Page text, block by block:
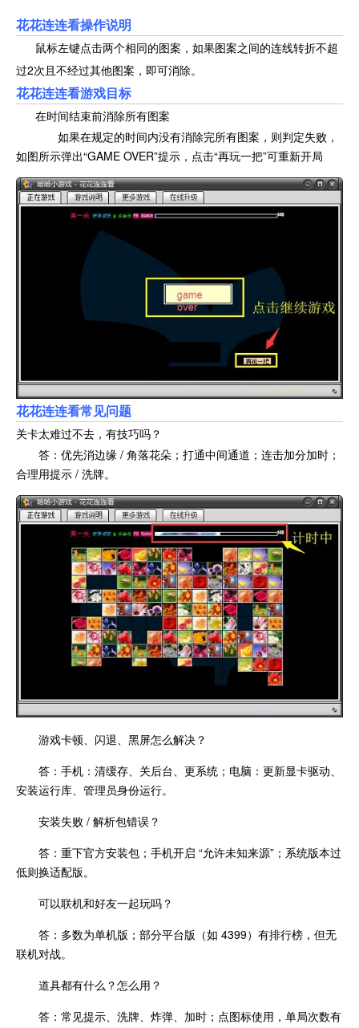
花花连连看操作说明
鼠标左键点击两个相同的图案，如果图案之间的连线转折不超
过2次且不经过其他图案，即可消除。
花花连连看游戏目标
在时间结束前消除所有图案
如果在规定的时间内没有消除完所有图案，则判定失败，
如图所示弹出“GAME OVER”提示，点击“再玩一把”可重新开局
花花连连看常见问题
关卡太难过不去，有技巧吗？
答：优先消边缘 / 角落花朵；打通中间通道；连击加分加时；
合理用提示 / 洗牌。
游戏卡顿、闪退、黑屏怎么解决？
答：手机：清缓存、关后台、更系统；电脑：更新显卡驱动、
安装运行库、管理员身份运行。
安装失败 / 解析包错误？
答：重下官方安装包；手机开启 “允许未知来源”；系统版本过
低则换适配版。
可以联机和好友一起玩吗？
答：多数为单机版；部分平台版（如 4399）有排行榜，但无
联机对战。
道具都有什么？怎么用？
答：常见提示、洗牌、炸弹、加时；点图标使用，单局次数有